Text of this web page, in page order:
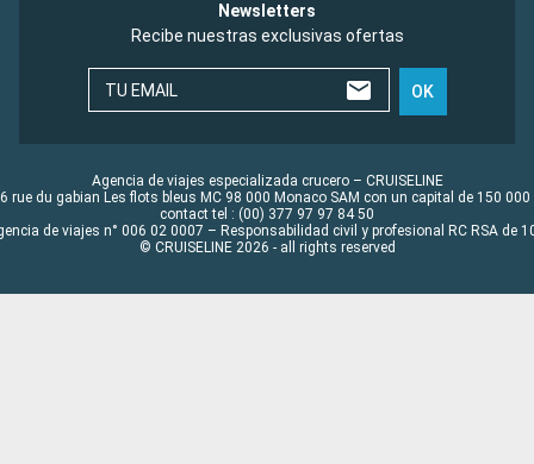
Newsletters
Recibe nuestras exclusivas ofertas
TU EMAIL OK
Agencia de viajes especializada crucero – CRUISELINE
rue du gabian Les flots bleus MC 98 000 Monaco SAM con un capital de 150 000
contact tel : (00) 377 97 97 84 50
de viajes n° 006 02 0007 – Responsabilidad civil y profesional RC RSA de
© CRUISELINE 2026 - all rights reserved